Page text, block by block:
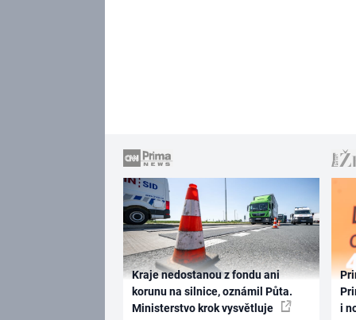
Kraje nedostanou z fondu ani
korunu na silnice, oznámil Půta.
Ministerstvo krok vysvětluje
i